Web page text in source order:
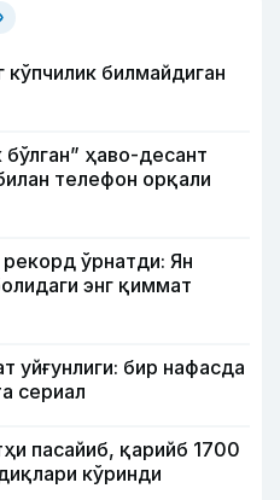
кўпчилик билмайдиган
бўлган” ҳаво-десант
телефон орқали
ўрнатди: Ян
энг қиммат
уйғунлиги: бир нафасда
сериал
пасайиб, қарийб 1700
кўринди